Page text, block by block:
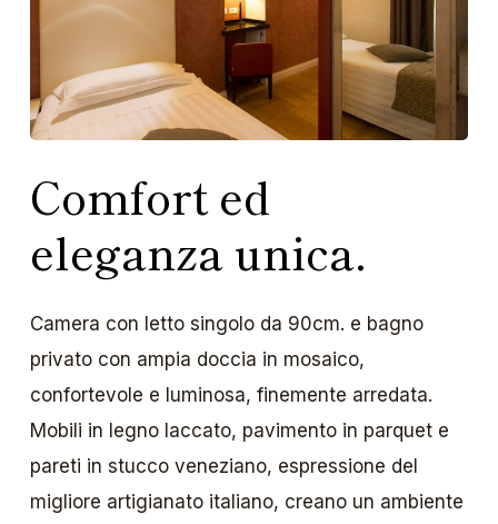
Comfort ed
eleganza unica.
Camera con letto singolo da 90cm. e bagno
privato con ampia doccia in mosaico,
confortevole e luminosa, finemente arredata.
Mobili in legno laccato, pavimento in parquet e
pareti in stucco veneziano, espressione del
migliore artigianato italiano, creano un ambiente